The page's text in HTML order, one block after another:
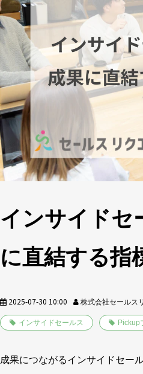
インサイドセ
に直結する指
2025-07-30 10:00 株式会社セールス
インサイドセールス Pickup
成果につながるインサイドセー